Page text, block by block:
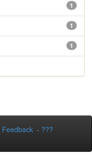
1
1
1
Feedback - ???